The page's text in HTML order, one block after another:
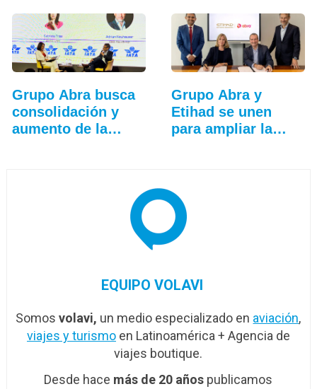
Grupo Abra busca
consolidación y
aumento de la
Grupo Abra y
Etihad se unen
para ampliar la…
EQUIPO VOLAVI
Somosvolavi, un medio especializado en aviación,
viajes y turismoen Latinoamérica + Agencia de
viajes boutique.
Desde hace más de 20 años publicamos